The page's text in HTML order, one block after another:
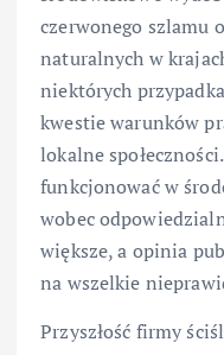
czerwonego szlamu
naturalnych w
niektórych
kwestie warunków
lokalne
funkcjonować w
wobec
większe, a opinia
na wszelkie
Przyszłość firmy